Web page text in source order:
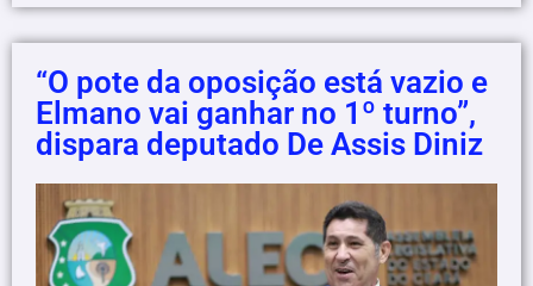
“O pote da oposição está vazio e
Elmano vai ganhar no 1º turno”,
dispara deputado De Assis Diniz